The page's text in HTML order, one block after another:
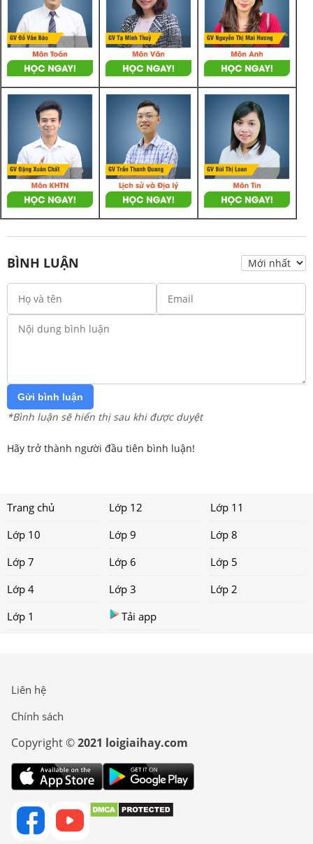
BÌNH LUẬN
Gửi bình luận
*Bình luận sẽ hiển thị sau khi được duyệt
Hãy trở thành người đầu tiên bình luận!
Trang chủ Lớp 12
Lớp 11
Lớp 10
Lớp 9
Lớp 8
Lớp 7
Lớp 6
Lớp 5
Lớp 4
Lớp 3
Lớp 2
Lớp 1
Tải app
Liên hệ
Chính sách
Copyright ©2021 loigiaihay.com